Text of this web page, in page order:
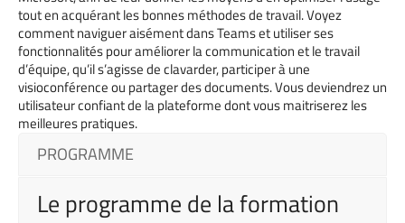
tout en acquérant les bonnes méthodes de travail. Voyez
comment naviguer aisément dans Teams et utiliser ses
fonctionnalités pour améliorer la communication et le travail
d’équipe, qu’il s’agisse de clavarder, participer à une
visioconférence ou partager des documents. Vous deviendrez un
utilisateur confiant de la plateforme dont vous maitriserez les
meilleures pratiques.
PROGRAMME
Le programme de la formation